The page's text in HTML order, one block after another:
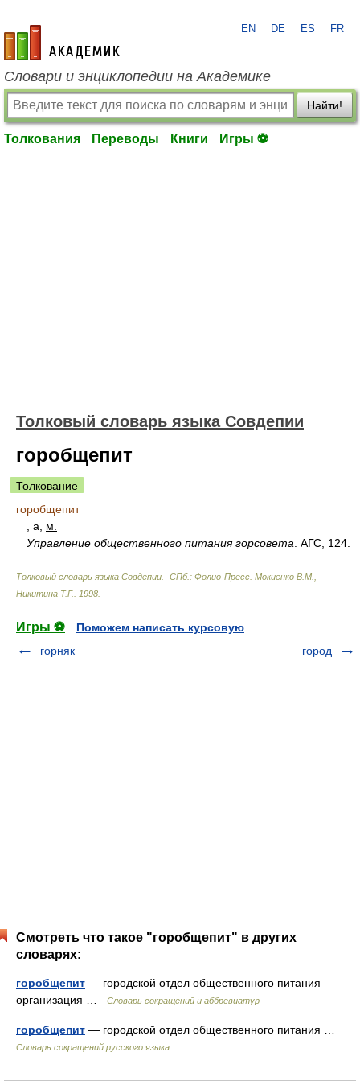
academic.ru
EN DE ES FR
Словари и энциклопедии на Академике
Найти!
Толкования Переводы Книги Игры ⚽
Толковый словарь языка Совдепии
горобщепит
Толкование
горобщепит
, а, м.
Управление общественного питания горсовета . АГС, 124.
Толковый словарь языка Совдепии.- СПб.: Фолио-Пресс Мокиенко В.М.,
Никитина Т.Г.
1998
Игры ⚽
Поможем написать курсовую
горняк
город
Смотреть что такое "горобщепит" в других
словарях:
горобщепит — городской отдел общественного питания
организация …
Словарь сокращений и аббревиатур
горобщепит — городской отдел общественного питания …
Словарь сокращений русского языка